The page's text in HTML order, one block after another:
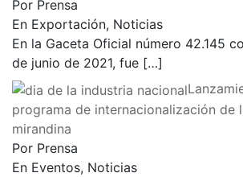
Por Prensa
En Exportación, Noticias
En la Gaceta Oficial número 42.145
de junio de 2021, fue […]
programa de internacionalización de
mirandina
Por Prensa
En Eventos, Noticias